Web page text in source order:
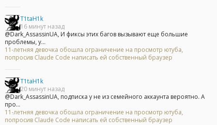
T1taH1k
16 минут назад
@Dark_AssassinUA, И фиксы этих багов вызывают еще большие
проблемы, у...
11-летняя девочка обошла ограничение на просмотр ютуба,
попросив Claude Code написать ей собственный браузер
T1taH1k
20 минут назад
@Dark_AssassinUA, подписка у не из семейного аккаунта вероятно. А
про...
11-летняя девочка обошла ограничение на просмотр ютуба,
попросив Claude Code написать ей собственный браузер